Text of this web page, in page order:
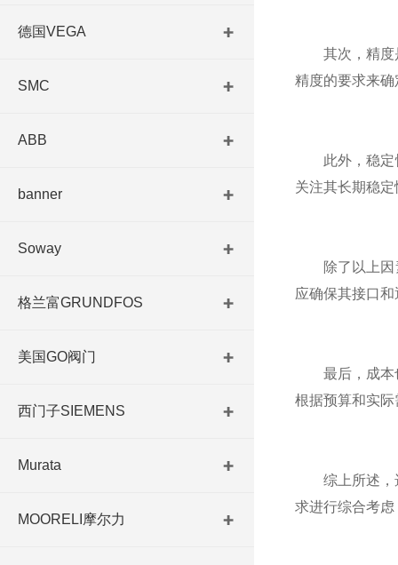
德国VEGA
SMC
ABB
banner
Soway
格兰富GRUNDFOS
美国GO阀门
西门子SIEMENS
Murata
MOORELI摩尔力
其次，精度是
精度的要求来
此外，稳定性
关注其长期稳
除了以上因素
应确保其接口
最后，成本也
根据预算和实
综上所述，选
求进行综合考